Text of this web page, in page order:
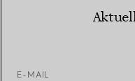
E-MAIL